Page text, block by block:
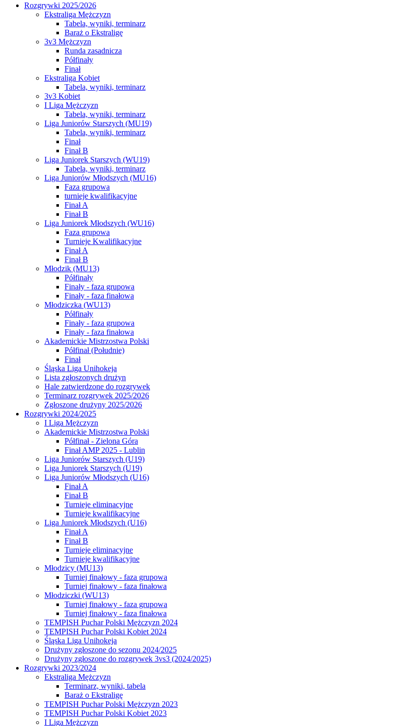
Rozgrywki 2025/2026
Ekstraliga Mężczyzn
Tabela, wyniki, terminarz
Baraż o Ekstraligę
3v3 Mężczyzn
Runda zasadnicza
Półfinały
Finał
Ekstraliga Kobiet
Tabela, wyniki, terminarz
3v3 Kobiet
I Liga Mężczyzn
Tabela, wyniki, terminarz
Liga Juniorów Starszych (MU19)
Tabela, wyniki, terminarz
Finał
Finał B
Liga Juniorek Starszych (WU19)
Tabela, wyniki, terminarz
Liga Juniorów Młodszych (MU16)
Faza grupowa
turnieje kwalifikacyjne
Finał A
Finał B
Liga Juniorek Młodszych (WU16)
Faza grupowa
Turnieje Kwalifikacyjne
Finał A
Finał B
Młodzik (MU13)
Półfinały
Finały - faza grupowa
Finały - faza finałowa
Młodziczka (WU13)
Półfinały
Finały - faza grupowa
Finały - faza finałowa
Akademickie Mistrzostwa Polski
Półfinał (Południe)
Finał
Śląska Liga Unihokeja
Lista zgłoszonych drużyn
Hale zatwierdzone do rozgrywek
Terminarz rozgrywek 2025/2026
Zgłoszone drużyny 2025/2026
Rozgrywki 2024/2025
I Liga Mężczyzn
Akademickie Mistrzostwa Polski
Półfinał - Zielona Góra
Finał AMP 2025 - Lublin
Liga Juniorów Starszych (U19)
Liga Juniorek Starszych (U19)
Liga Juniorów Młodszych (U16)
Finał A
Finał B
Turnieje eliminacyjne
Turnieje kwalifikacyjne
Liga Juniorek Młodszych (U16)
Finał A
Finał B
Turnieje eliminacyjne
Turnieje kwalifikacyjne
Młodzicy (MU13)
Turniej finałowy - faza grupowa
Turniej finałowy - faza finałowa
Młodziczki (WU13)
Turniej finałowy - faza grupowa
Turniej finałowy - faza finałowa
TEMPISH Puchar Polski Mężczyzn 2024
TEMPISH Puchar Polski Kobiet 2024
Śląska Liga Unihokeja
Drużyny zgłoszone do sezonu 2024/2025
Drużyny zgłoszone do rozgrywek 3vs3 (2024/2025)
Rozgrywki 2023/2024
Ekstraliga Mężczyzn
Terminarz, wyniki, tabela
Baraż o Ekstraligę
TEMPISH Puchar Polski Mężczyzn 2023
TEMPISH Puchar Polski Kobiet 2023
I Liga Mężczyzn